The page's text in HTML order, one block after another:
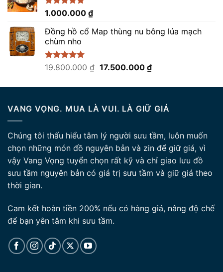
Được xếp
5 sao
1.000.000 ₫
Đồng hồ cổ Map thùng nu bông lúa mạch
chùm nho
Được xếp
19.800.000₫ Giá
là:
17.500.000 ₫Giá
tại
17.500.000 ₫.
VANG VỌNG. MUA LÀ VUI. LÀ GIỮ GIÁ
Chúng tôi thấu hiểu tâm lý người sưu tầm, luôn muốn
chọn những món đồ nguyên bản và zin để giữ giá, vì
vậy Vang Vọng tuyển chọn rất kỹ và chỉ giao lưu đồ
sưu tầm nguyên bản có giá trị sưu tầm và giữ giá theo
thời gian.
Cam kết hoàn tiền 200% nếu có hàng giả, nâng độ chế
để bạn yên tâm khi sưu tầm.